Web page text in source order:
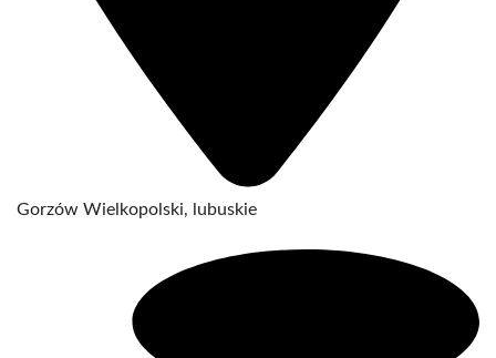
Gorzów Wielkopolski, lubuskie